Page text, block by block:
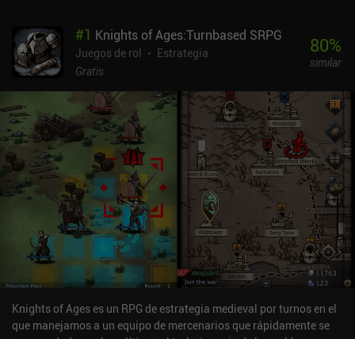
#1 Knights of Ages:Turnbased SRPG
Juegos de rol
Estrategia
Gratis
80%
similar
Knights of Ages es un RPG de estrategia medieval por turnos en el
que manejamos a un equipo de mercenarios que rápidamente se